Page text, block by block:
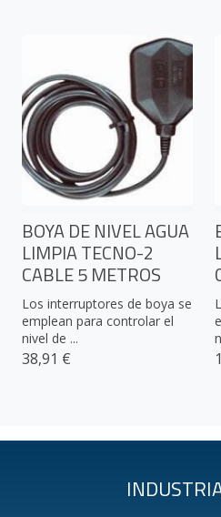
BOYA DE NIVEL AGUA
LIMPIA TECNO-2
CABLE 5 METROS
Los interruptores de boya se
emplean para controlar el
nivel de ...
38,91 €